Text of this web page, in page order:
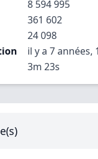
8 594 995
361 602
24 098
il y a 7 années,
3m 23s